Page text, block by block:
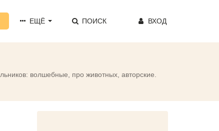
ЕЩЁ ПОИСК ВХОД
волшебные, про животных, авторские.